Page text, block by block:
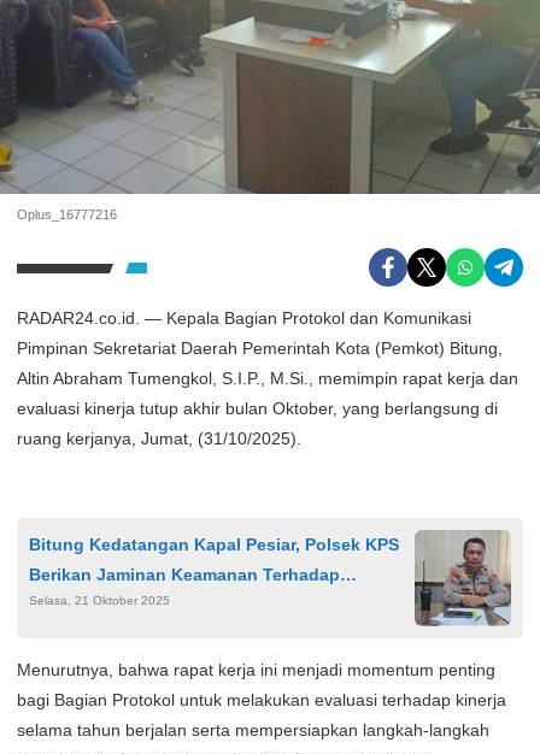
Oplus_16777216
RADAR24.co.id. — Kepala Bagian Protokol dan Komunikasi
Pimpinan Sekretariat Daerah Pemerintah Kota (Pemkot) Bitung,
Altin Abraham Tumengkol, S.I.P., M.Si., memimpin rapat kerja dan
evaluasi kinerja tutup akhir bulan Oktober, yang berlangsung di
ruang kerjanya, Jumat, (31/10/2025).
Bitung Kedatangan Kapal Pesiar, Polsek KPS
Berikan Jaminan Keamanan Terhadap
Wisatawan Penumpang MS Odyssey
Selasa, 21 Oktober 2025
Menurutnya, bahwa rapat kerja ini menjadi momentum penting
bagi Bagian Protokol untuk melakukan evaluasi terhadap kinerja
selama tahun berjalan serta mempersiapkan langkah-langkah